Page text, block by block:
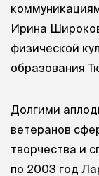
Ирина
физической
образования
Долгими
ветеранов
творчества и
по 2003 год